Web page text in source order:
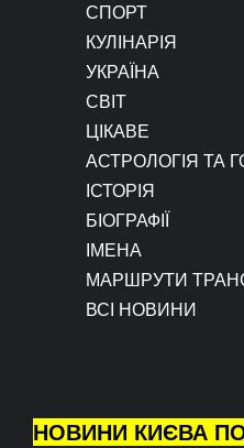
СПОРТ
КУЛІНАРІЯ
УКРАЇНА
СВІТ
ЦІКАВЕ
АСТРОЛОГІЯ ТА
ІСТОРІЯ
БІОГРАФІЇ
ІМЕНА
МАРШРУТИ
ВСІ НОВИНИ
НОВИНИ КИЄВА